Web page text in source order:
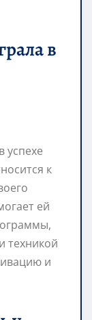
в
успехе
к
ей
техникой
и